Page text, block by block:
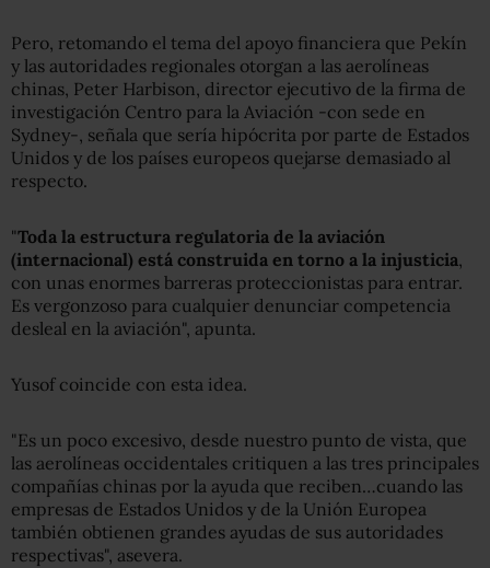
Pero, retomando el tema del apoyo financiera que Pekín
y las autoridades regionales otorgan a las aerolíneas
chinas, Peter Harbison, director ejecutivo de la firma de
investigación Centro para la Aviación -con sede en
Sydney-, señala que sería hipócrita por parte de Estados
Unidos y de los países europeos quejarse demasiado al
respecto.
"Toda la estructura regulatoria de la aviación
(internacional) está construida en torno a la injusticia,
con unas enormes barreras proteccionistas para entrar.
Es vergonzoso para cualquier denunciar competencia
desleal en la aviación", apunta.
Yusof coincide con esta idea.
"Es un poco excesivo, desde nuestro punto de vista, que
las aerolíneas occidentales critiquen a las tres principales
compañías chinas por la ayuda que reciben…cuando las
empresas de Estados Unidos y de la Unión Europea
también obtienen grandes ayudas de sus autoridades
respectivas", asevera.